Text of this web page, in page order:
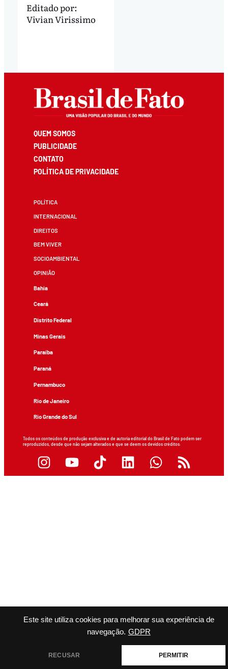
Este site utiliza cookies para melhorar sua experiência de
navegação. GDPR
RECUSAR PERMITIR
Editado por:
Vivian Virissimo
QUEM SOMOS
PUBLICIDADE
CONTATO
POLÍTICA DE PRIVACIDADE
POLÍTICA
INTERNACIONAL
DIREITOS
BEM VIVER
SOCIOAMBIENTAL
OPINIÃO
Bahia
Ceará
Distrito Federal
Minas Gerais
Paraíba
Paraná
Pernambuco
Rio de Janeiro
Rio Grande do Sul
Todos os conteúdos de produção exclusiva e de autoria editorial do Brasil de Fato podem ser
reproduzidos, desde que não sejam alterados e que se deem os devidos créditos.